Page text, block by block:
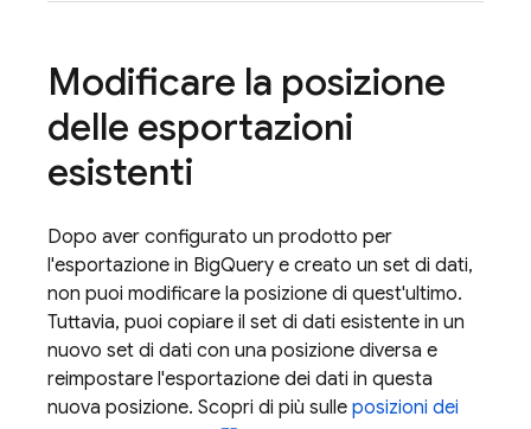
Modificare la posizione
delle esportazioni
esistenti
Dopo aver configurato un prodotto per
l'esportazione in BigQuery e creato un set di dati,
non puoi modificare la posizione di quest'ultimo.
Tuttavia, puoi copiare il set di dati esistente in un
nuovo set di dati con una posizione diversa e
reimpostare l'esportazione dei dati in questa
nuova posizione. Scopri di più sulle posizioni dei